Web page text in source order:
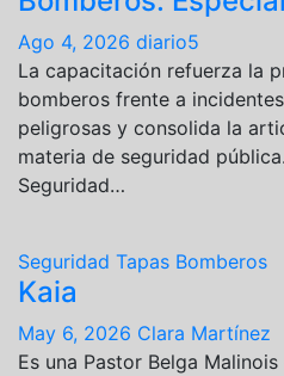
Ago 4, 2026 diario5
La capacitación refuerza la
bomberos frente a
peligrosas y consolida la
materia de seguridad
Seguridad…
Seguridad Tapas Bomberos
Kaia
May 6, 2026 Clara Martínez
Es una Pastor Belga